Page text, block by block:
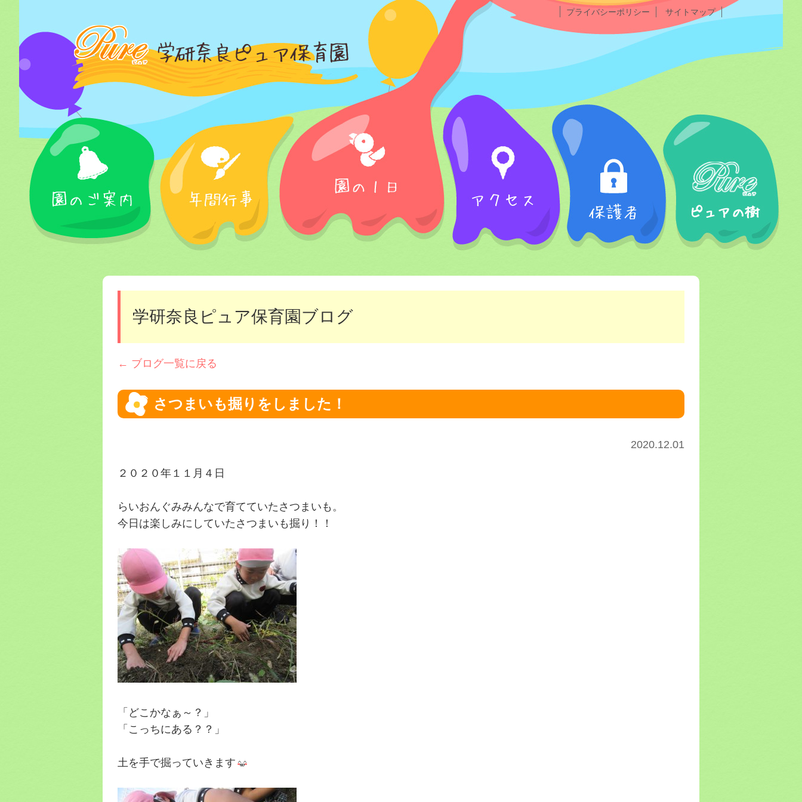
プライバシーポリシー サイトマップ
学研奈良ピュア保育園ブログ
← ブログ一覧に戻る
さつまいも掘りをしました！
2020.12.01
２０２０年１１月４日
らいおんぐみみんなで育てていたさつまいも。
今日は楽しみにしていたさつまいも掘り！！
「どこかなぁ～？」
「こっちにある？？」
土を手で掘っていきます